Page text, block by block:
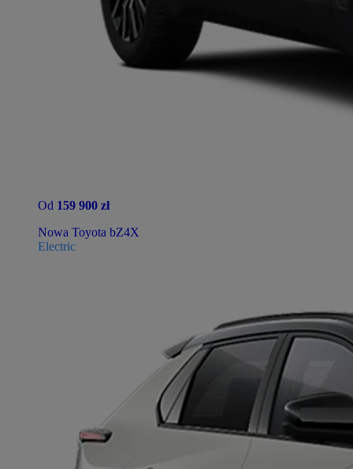
Od 159 900 zł
Nowa Toyota bZ4X
Electric